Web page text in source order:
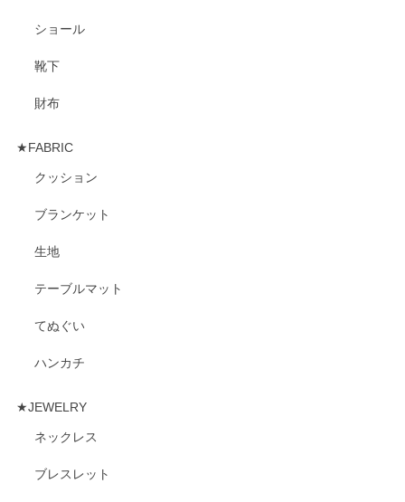
ショール
靴下
財布
★FABRIC
クッション
ブランケット
生地
テーブルマット
てぬぐい
ハンカチ
★JEWELRY
ネックレス
ブレスレット